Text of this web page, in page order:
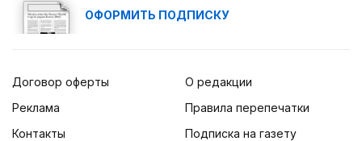
ОФОРМИТЬ ПОДПИСКУ
Договор оферты
Реклама
Контакты
О редакции
Правила перепечатки
Подписка на газету